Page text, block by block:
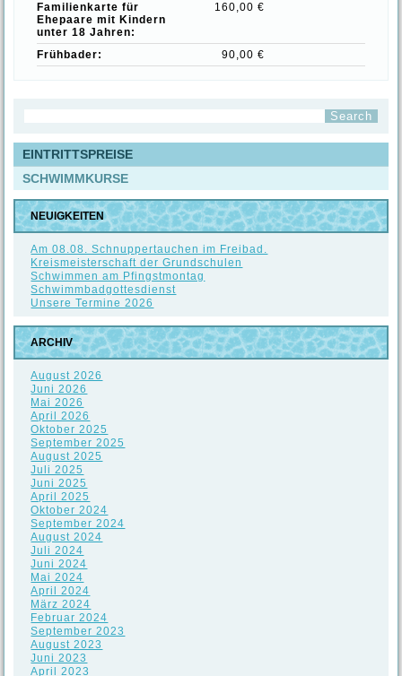
Familienkarte für
Ehepaare mit Kindern
unter 18 Jahren:
160,00 €
Frühbader: 90,00 €
EINTRITTSPREISE
SCHWIMMKURSE
NEUIGKEITEN
Am 08.08. Schnuppertauchen im Freibad.
Kreismeisterschaft der Grundschulen
Schwimmen am Pfingstmontag
Schwimmbadgottesdienst
Unsere Termine 2026
ARCHIV
August 2026
Juni 2026
Mai 2026
April 2026
Oktober 2025
September 2025
August 2025
Juli 2025
Juni 2025
April 2025
Oktober 2024
September 2024
August 2024
Juli 2024
Juni 2024
Mai 2024
April 2024
März 2024
Februar 2024
September 2023
August 2023
Juni 2023
April 2023